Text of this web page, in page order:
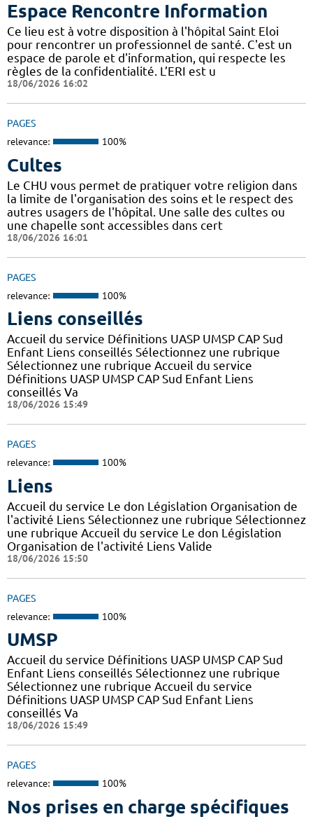
Espace Rencontre Information
Ce lieu est à votre disposition à l'hôpital Saint Eloi
pour rencontrer un professionnel de santé. C'est un
espace de parole et d'information, qui respecte les
règles de la confidentialité. L’ERI est u
18/06/2026 16:02
PAGES
relevance: 100%
Cultes
Le CHU vous permet de pratiquer votre religion dans
la limite de l'organisation des soins et le respect des
autres usagers de l'hôpital. Une salle des cultes ou
une chapelle sont accessibles dans cert
18/06/2026 16:01
PAGES
relevance: 100%
Liens conseillés
Accueil du service Définitions UASP UMSP CAP Sud
Enfant Liens conseillés Sélectionnez une rubrique
Sélectionnez une rubrique Accueil du service
Définitions UASP UMSP CAP Sud Enfant Liens
conseillés Va
18/06/2026 15:49
PAGES
relevance: 100%
Liens
Accueil du service Le don Législation Organisation de
l'activité Liens Sélectionnez une rubrique Sélectionnez
une rubrique Accueil du service Le don Législation
Organisation de l'activité Liens Valide
18/06/2026 15:50
PAGES
relevance: 100%
UMSP
Accueil du service Définitions UASP UMSP CAP Sud
Enfant Liens conseillés Sélectionnez une rubrique
Sélectionnez une rubrique Accueil du service
Définitions UASP UMSP CAP Sud Enfant Liens
conseillés Va
18/06/2026 15:49
PAGES
relevance: 100%
Nos prises en charge spécifiques